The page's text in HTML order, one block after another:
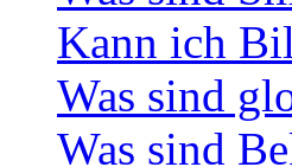
Kann ich
Was sind
Was sind